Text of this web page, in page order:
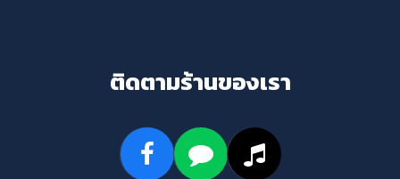
ติดตามร้านของเรา